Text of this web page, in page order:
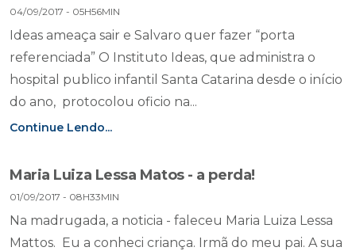
04/09/2017 - 05H56MIN
Ideas ameaça sair e Salvaro quer fazer “porta
referenciada” O Instituto Ideas, que administra o
hospital publico infantil Santa Catarina desde o início
do ano, protocolou oficio na...
Continue Lendo...
Maria Luiza Lessa Matos - a perda!
01/09/2017 - 08H33MIN
Na madrugada, a noticia - faleceu Maria Luiza Lessa
Mattos. Eu a conheci criança. Irmã do meu pai. A sua